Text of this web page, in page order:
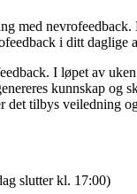
med
i ditt daglige
I løpet av
kunnskap og
det tilbys
slutter kl. 17:00)